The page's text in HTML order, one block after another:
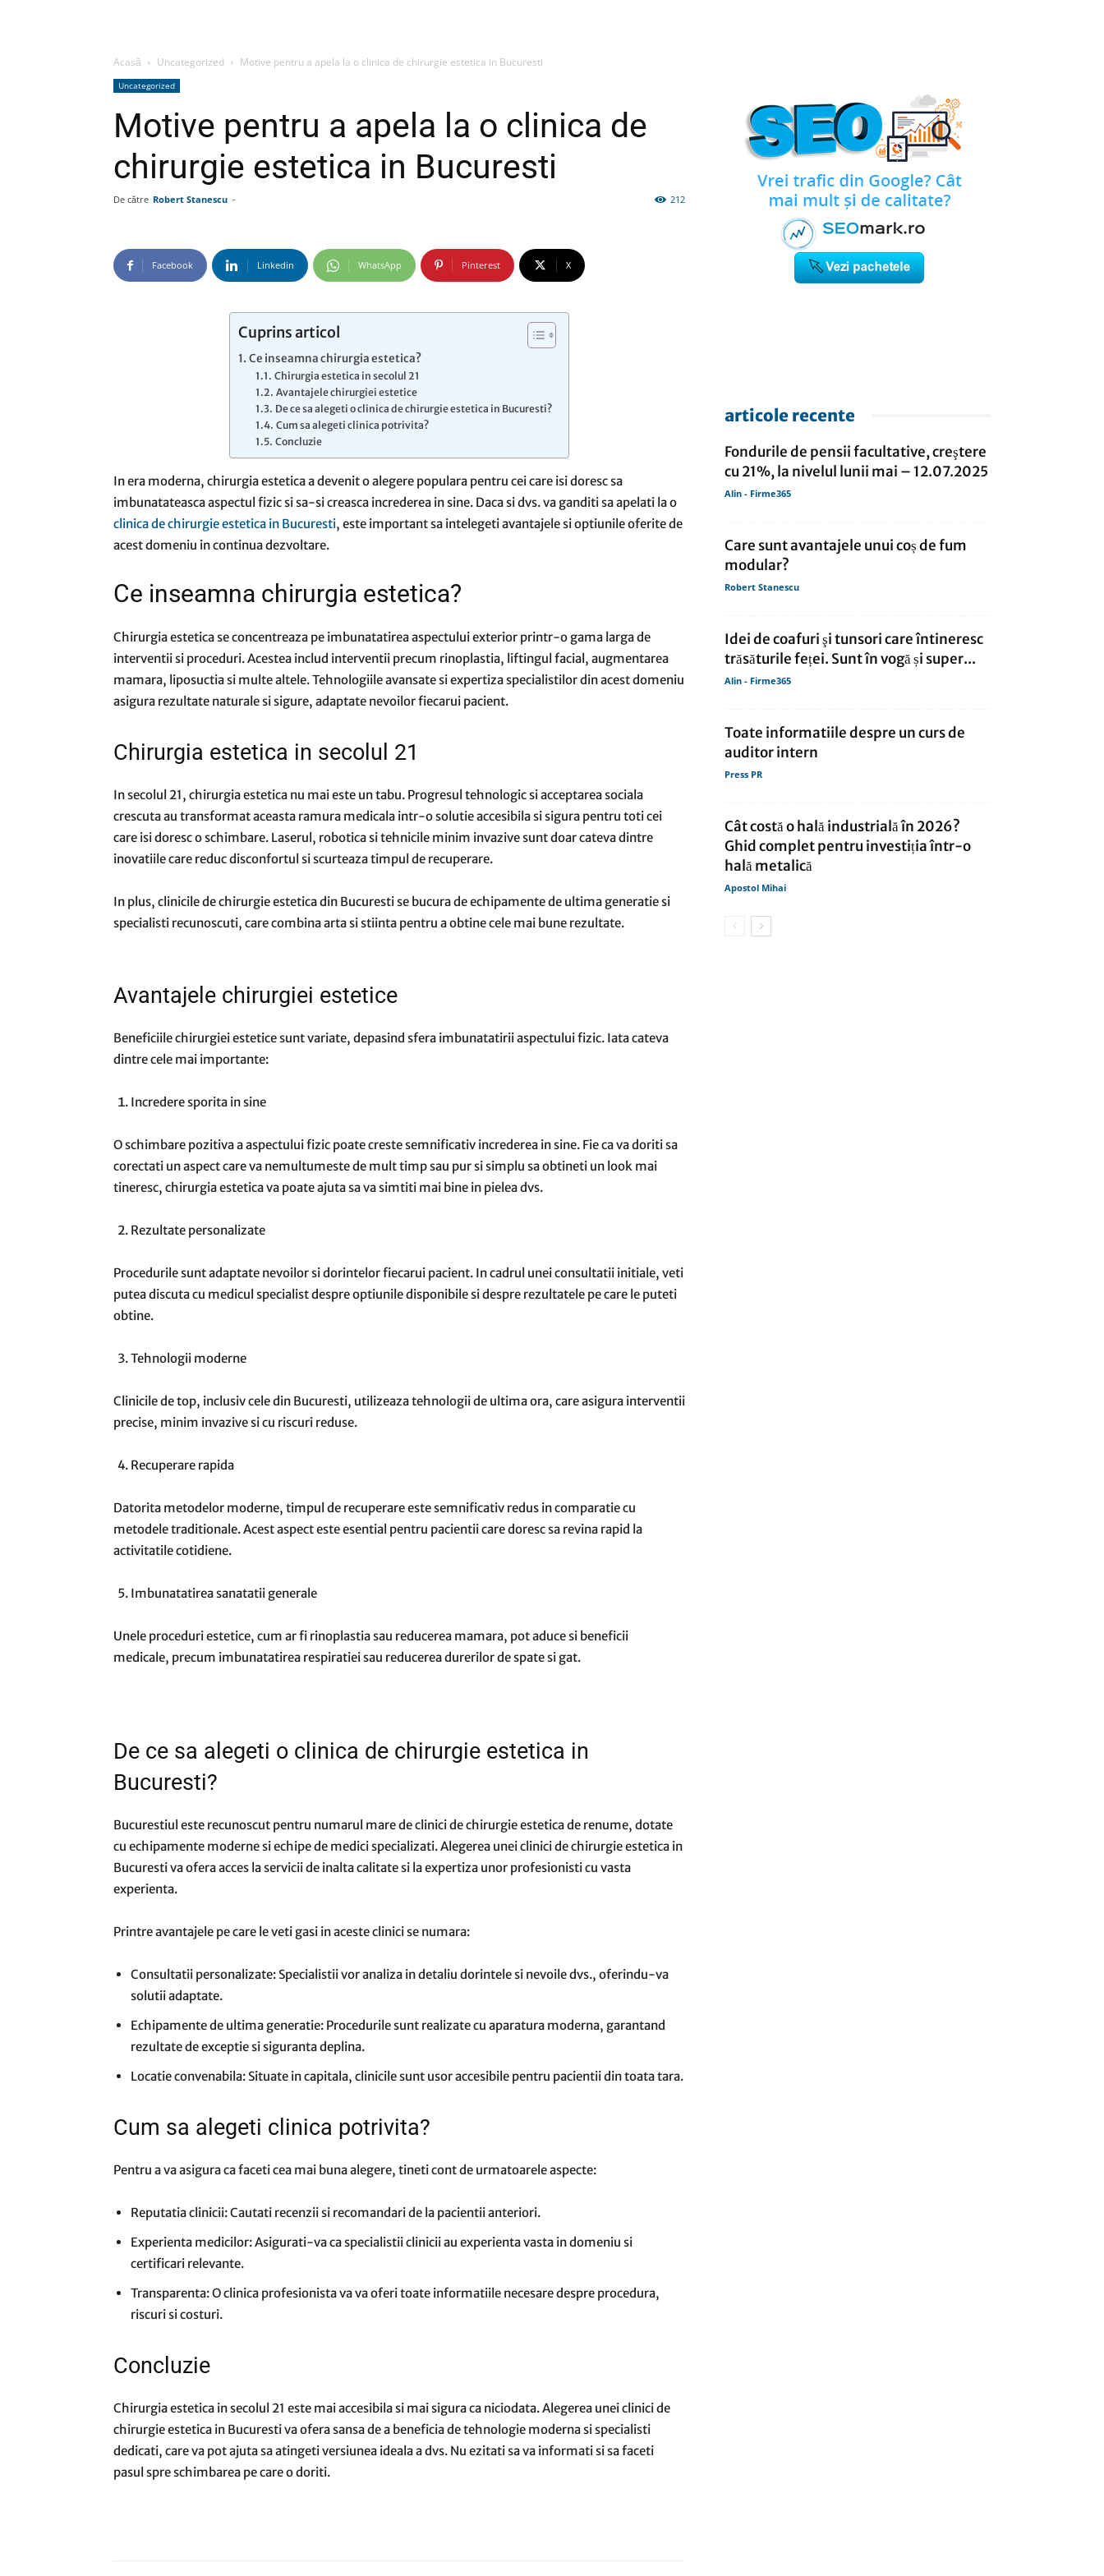
comunicate
presa
Acasă Uncategorized Motive pentru a apela la o clinica de chirurgie estetica in Bucuresti
Uncategorized
Motive pentru a apela la o clinica de
chirurgie estetica in Bucuresti
De către Robert Stanescu - 212
Facebook Linkedin WhatsApp Pinterest X
Cuprins articol
Ce inseamna chirurgia estetica?
Chirurgia estetica in secolul 21
Avantajele chirurgiei estetice
De ce sa alegeti o clinica de chirurgie estetica in Bucuresti?
Cum sa alegeti clinica potrivita?
Concluzie
In era moderna, chirurgia estetica a devenit o alegere populara pentru cei care isi doresc sa
imbunatateasca aspectul fizic si sa-si creasca increderea in sine. Daca si dvs. va ganditi sa apelati la o
clinica de chirurgie estetica in Bucuresti, este important sa intelegeti avantajele si optiunile oferite de
acest domeniu in continua dezvoltare.
Ce inseamna chirurgia estetica?
Chirurgia estetica se concentreaza pe imbunatatirea aspectului exterior printr-o gama larga de
interventii si proceduri. Acestea includ interventii precum rinoplastia, liftingul facial, augmentarea
mamara, liposuctia si multe altele. Tehnologiile avansate si expertiza specialistilor din acest domeniu
asigura rezultate naturale si sigure, adaptate nevoilor fiecarui pacient.
Chirurgia estetica in secolul 21
In secolul 21, chirurgia estetica nu mai este un tabu. Progresul tehnologic si acceptarea sociala
crescuta au transformat aceasta ramura medicala intr-o solutie accesibila si sigura pentru toti cei
care isi doresc o schimbare. Laserul, robotica si tehnicile minim invazive sunt doar cateva dintre
inovatiile care reduc disconfortul si scurteaza timpul de recuperare.
In plus, clinicile de chirurgie estetica din Bucuresti se bucura de echipamente de ultima generatie si
specialisti recunoscuti, care combina arta si stiinta pentru a obtine cele mai bune rezultate.
Avantajele chirurgiei estetice
Beneficiile chirurgiei estetice sunt variate, depasind sfera imbunatatirii aspectului fizic. Iata cateva
dintre cele mai importante:
Incredere sporita in sine
O schimbare pozitiva a aspectului fizic poate creste semnificativ increderea in sine. Fie ca va doriti sa
corectati un aspect care va nemultumeste de mult timp sau pur si simplu sa obtineti un look mai
tineresc, chirurgia estetica va poate ajuta sa va simtiti mai bine in pielea dvs.
Rezultate personalizate
Procedurile sunt adaptate nevoilor si dorintelor fiecarui pacient. In cadrul unei consultatii initiale, veti
putea discuta cu medicul specialist despre optiunile disponibile si despre rezultatele pe care le puteti
obtine.
Tehnologii moderne
Clinicile de top, inclusiv cele din Bucuresti, utilizeaza tehnologii de ultima ora, care asigura interventii
precise, minim invazive si cu riscuri reduse.
Recuperare rapida
Datorita metodelor moderne, timpul de recuperare este semnificativ redus in comparatie cu
metodele traditionale. Acest aspect este esential pentru pacientii care doresc sa revina rapid la
activitatile cotidiene.
Imbunatatirea sanatatii generale
Unele proceduri estetice, cum ar fi rinoplastia sau reducerea mamara, pot aduce si beneficii
medicale, precum imbunatatirea respiratiei sau reducerea durerilor de spate si gat.
De ce sa alegeti o clinica de chirurgie estetica in
Bucuresti?
Bucurestiul este recunoscut pentru numarul mare de clinici de chirurgie estetica de renume, dotate
cu echipamente moderne si echipe de medici specializati. Alegerea unei clinici de chirurgie estetica in
Bucuresti va ofera acces la servicii de inalta calitate si la expertiza unor profesionisti cu vasta
experienta.
Printre avantajele pe care le veti gasi in aceste clinici se numara:
Consultatii personalizate: Specialistii vor analiza in detaliu dorintele si nevoile dvs., oferindu-va
solutii adaptate.
Echipamente de ultima generatie: Procedurile sunt realizate cu aparatura moderna, garantand
rezultate de exceptie si siguranta deplina.
Locatie convenabila: Situate in capitala, clinicile sunt usor accesibile pentru pacientii din toata tara.
Cum sa alegeti clinica potrivita?
Pentru a va asigura ca faceti cea mai buna alegere, tineti cont de urmatoarele aspecte:
Reputatia clinicii: Cautati recenzii si recomandari de la pacientii anteriori.
Experienta medicilor: Asigurati-va ca specialistii clinicii au experienta vasta in domeniu si
certificari relevante.
Transparenta: O clinica profesionista va va oferi toate informatiile necesare despre procedura,
riscuri si costuri.
Concluzie
Chirurgia estetica in secolul 21 este mai accesibila si mai sigura ca niciodata. Alegerea unei clinici de
chirurgie estetica in Bucuresti va ofera sansa de a beneficia de tehnologie moderna si specialisti
dedicati, care va pot ajuta sa atingeti versiunea ideala a dvs. Nu ezitati sa va informati si sa faceti
pasul spre schimbarea pe care o doriti.
articole recente
Fondurile de pensii facultative, creştere
cu 21%, la nivelul lunii mai – 12.07.2025
Alin - Firme365
Care sunt avantajele unui coș de fum
modular?
Robert Stanescu
Idei de coafuri şi tunsori care întineresc
trăsăturile feței. Sunt în vogă și super...
Alin - Firme365
Toate informatiile despre un curs de
auditor intern
Press PR
Cât costă o hală industrială în 2026?
Ghid complet pentru investiția într-o
hală metalică
Apostol Mihai